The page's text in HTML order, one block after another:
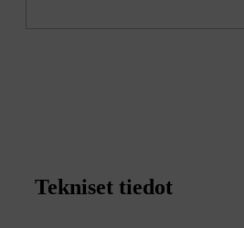
Tekniset tiedot